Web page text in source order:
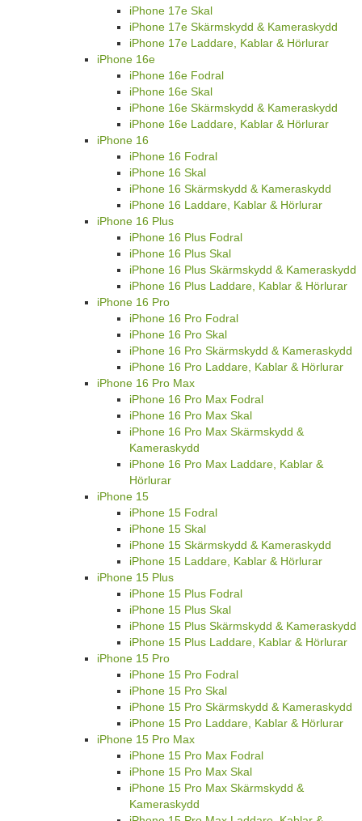
iPhone 17e Skal
iPhone 17e Skärmskydd & Kameraskydd
iPhone 17e Laddare, Kablar & Hörlurar
iPhone 16e
iPhone 16e Fodral
iPhone 16e Skal
iPhone 16e Skärmskydd & Kameraskydd
iPhone 16e Laddare, Kablar & Hörlurar
iPhone 16
iPhone 16 Fodral
iPhone 16 Skal
iPhone 16 Skärmskydd & Kameraskydd
iPhone 16 Laddare, Kablar & Hörlurar
iPhone 16 Plus
iPhone 16 Plus Fodral
iPhone 16 Plus Skal
iPhone 16 Plus Skärmskydd & Kameraskydd
iPhone 16 Plus Laddare, Kablar & Hörlurar
iPhone 16 Pro
iPhone 16 Pro Fodral
iPhone 16 Pro Skal
iPhone 16 Pro Skärmskydd & Kameraskydd
iPhone 16 Pro Laddare, Kablar & Hörlurar
iPhone 16 Pro Max
iPhone 16 Pro Max Fodral
iPhone 16 Pro Max Skal
iPhone 16 Pro Max Skärmskydd &
Kameraskydd
iPhone 16 Pro Max Laddare, Kablar &
Hörlurar
iPhone 15
iPhone 15 Fodral
iPhone 15 Skal
iPhone 15 Skärmskydd & Kameraskydd
iPhone 15 Laddare, Kablar & Hörlurar
iPhone 15 Plus
iPhone 15 Plus Fodral
iPhone 15 Plus Skal
iPhone 15 Plus Skärmskydd & Kameraskydd
iPhone 15 Plus Laddare, Kablar & Hörlurar
iPhone 15 Pro
iPhone 15 Pro Fodral
iPhone 15 Pro Skal
iPhone 15 Pro Skärmskydd & Kameraskydd
iPhone 15 Pro Laddare, Kablar & Hörlurar
iPhone 15 Pro Max
iPhone 15 Pro Max Fodral
iPhone 15 Pro Max Skal
iPhone 15 Pro Max Skärmskydd &
Kameraskydd